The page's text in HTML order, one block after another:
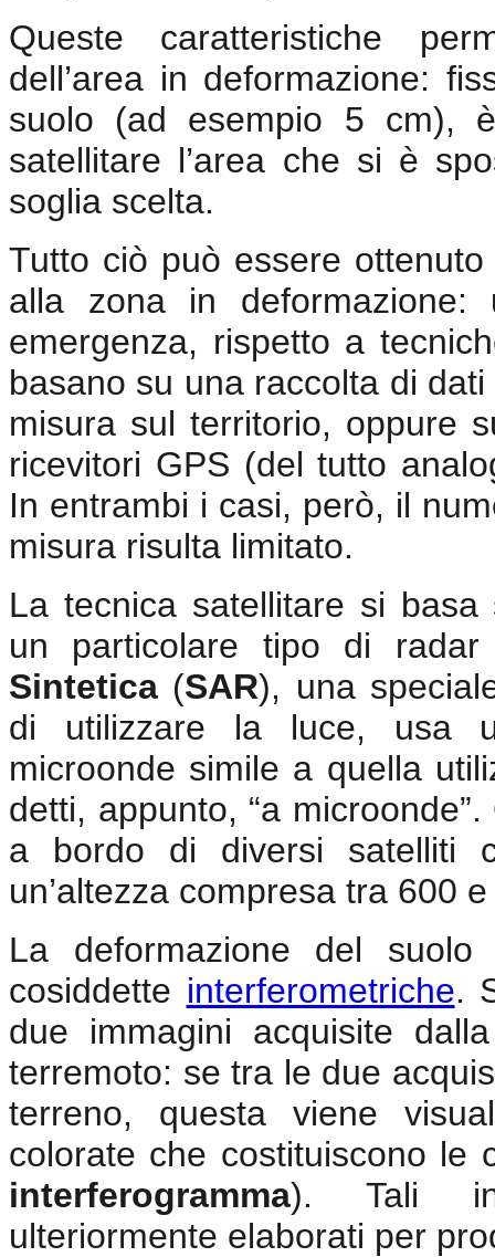
Queste caratteristiche
dell’area in deformazione:
suolo (ad esempio 5 cm),
satellitare l’area che si è
soglia scelta.
Tutto ciò può essere
alla zona in
emergenza, rispetto a
basano su una raccolta di
misura sul territorio, oppure
ricevitori GPS (del tutto
In entrambi i casi, però, il
misura risulta limitato.
La tecnica satellitare si basa
un particolare tipo di
Sintetica (SAR), una
di utilizzare la luce, usa
microonde simile a quella
detti, appunto, “a
a bordo di diversi satelliti
un’altezza compresa tra 600
La deformazione del suolo
cosiddette interferometriche.
due immagini acquisite
terremoto: se tra le due
terreno, questa viene
colorate che costituiscono le
interferogramma). Tali
ulteriormente elaborati per